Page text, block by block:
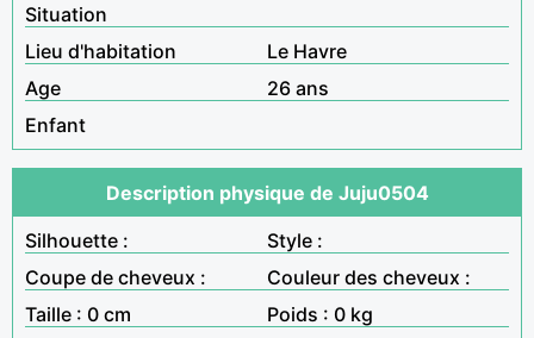
Situation
Lieu d'habitation
Le Havre
Age
26 ans
Enfant
Description physique de Juju0504
Silhouette :
Style :
Coupe de cheveux :
Couleur des cheveux :
Taille : 0 cm
Poids : 0 kg